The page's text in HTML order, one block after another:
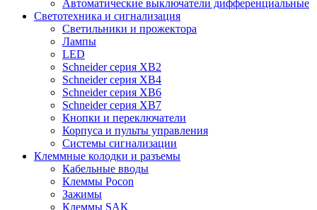
Автоматические выключатели дифференциальные
Светотехника и сигнализация
Светильники и прожектора
Лампы
LED
Schneider серия XB2
Schneider серия XB4
Schneider серия XB6
Schneider серия XB7
Кнопки и переключатели
Корпуса и пульты управления
Системы сигнализации
Клеммные колодки и разъемы
Кабельные вводы
Клеммы Pocon
Зажимы
Клеммы SAK